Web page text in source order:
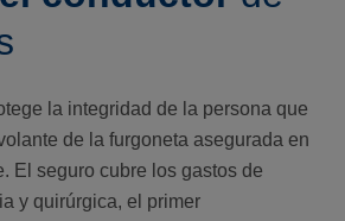
la integridad de la persona que
de la furgoneta asegurada en
El seguro cubre los gastos de
y quirúrgica, el primer